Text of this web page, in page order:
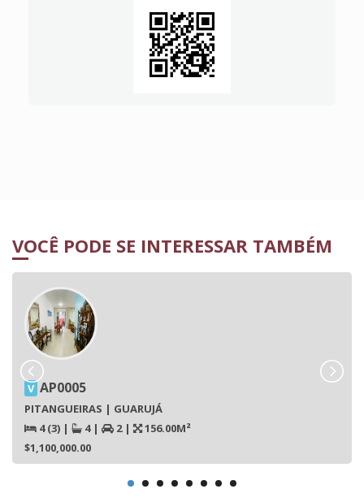
VOCÊ PODE SE INTERESSAR TAMBÉM
V AP0005
PITANGUEIRAS | GUARUJÁ
4 (3) | 4 | 2 |
156.00M²
$1,100,000.00